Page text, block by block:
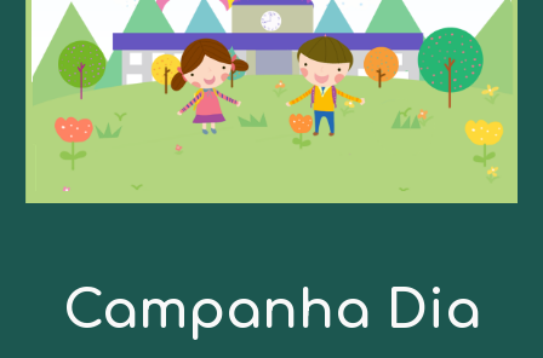
Campanha Dia